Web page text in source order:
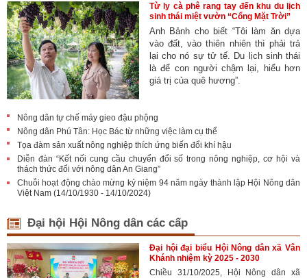
Từ ly cà phê rang tay đến khu du lịch
sinh thái miệt vườn “Cổng Mặt Trời”
Anh Bảnh cho biết “Tôi làm ăn dựa
vào đất, vào thiên nhiên thì phải trả
lại cho nó sự tử tế. Du lịch sinh thái
là để con người chậm lại, hiểu hơn
giá trị của quê hương”.
Nông dân tự chế máy gieo đậu phộng
Nông dân Phú Tân: Học Bác từ những việc làm cụ thể
Tọa đàm sản xuất nông nghiệp thích ứng biến đổi khí hậu
Diễn đàn “Kết nối cung cầu chuyển đổi số trong nông nghiệp, cơ hội và
thách thức đối với nông dân An Giang”
Chuỗi hoạt động chào mừng kỷ niệm 94 năm ngày thành lập Hội Nông dân
Việt Nam (14/10/1930 - 14/10/2024)
Đại hội Hội Nông dân các cấp
Đại hội đại biểu Hội Nông dân xã Vân
Khánh nhiệm kỳ 2025 - 2030
Chiều 31/10/2025, Hội Nông dân xã